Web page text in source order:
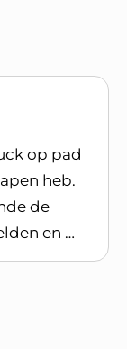
op pad
heb.
de
en …